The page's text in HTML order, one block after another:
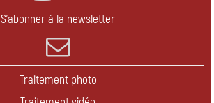
S'abonner à la newsletter
Traitement photo